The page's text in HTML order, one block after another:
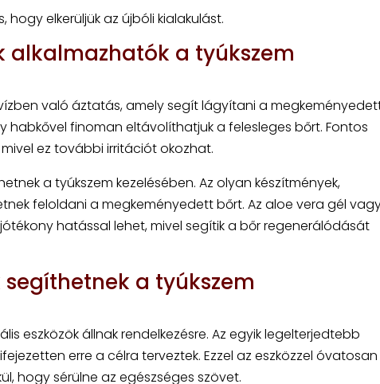
elkerüljük az újbóli kialakulást.
alkalmazhatók a tyúkszem
való áztatás, amely segít lágyítani a
habkővel finoman eltávolíthatjuk a felesleges bőrt. Fontos
ez további irritációt okozhat.
a tyúkszem kezelésében. Az olyan készítmények,
feloldani a megkeményedett bőrt. Az aloe vera gél
hatással lehet, mivel segítik a bőr regenerálódását
a tyúkszem
eszközök állnak rendelkezésre. Az egyik legelterjedtebb
erre a célra terveztek. Ezzel az eszközzel óvatosan
hogy sérülne az egészséges szövet.